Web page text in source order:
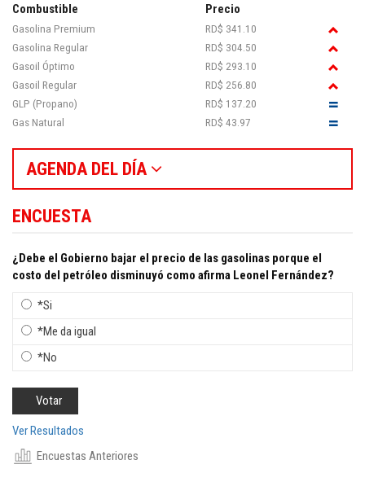
Combustible Precio
Gasolina Premium
RD$ 341.10
Gasolina Regular
RD$ 304.50
Gasoil Óptimo
RD$ 293.10
Gasoil Regular
RD$ 256.80
GLP (Propano)
RD$ 137.20
Gas Natural
RD$ 43.97
AGENDA DEL DÍA
ENCUESTA
¿Debe el Gobierno bajar el precio de las gasolinas porque el
costo del petróleo disminuyó como afirma Leonel Fernández?
*Si
*Me da igual
*No
Ver Resultados
Encuestas Anteriores